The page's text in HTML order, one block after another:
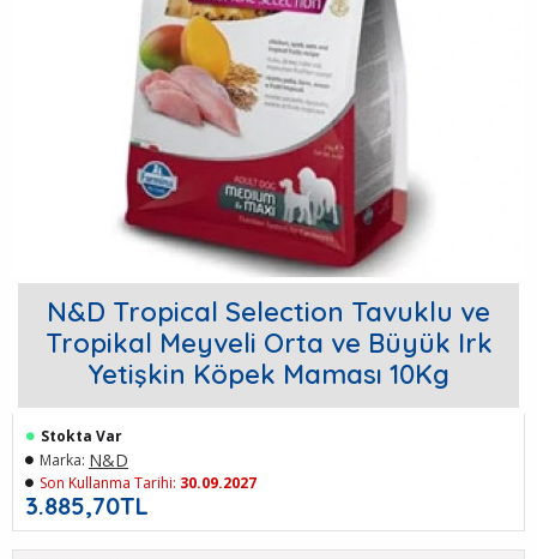
N&D Tropical Selection Tavuklu ve
Tropikal Meyveli Orta ve Büyük Irk
Yetişkin Köpek Maması 10Kg
3.885,70TL
Stokta Var
Marka: N&D
Son Kullanma Tarihi: 30.09.2027